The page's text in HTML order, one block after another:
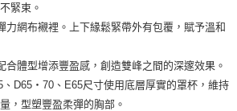
緊束。
力網布襯裡。上下緣鬆緊帶外有包覆，賦予溫和
合體型增添豐盈感，創造雙峰之間的深邃效果。
D65・70、E65尺寸使用底層厚實的罩杯，維持
，型塑豐盈柔彈的胸部。